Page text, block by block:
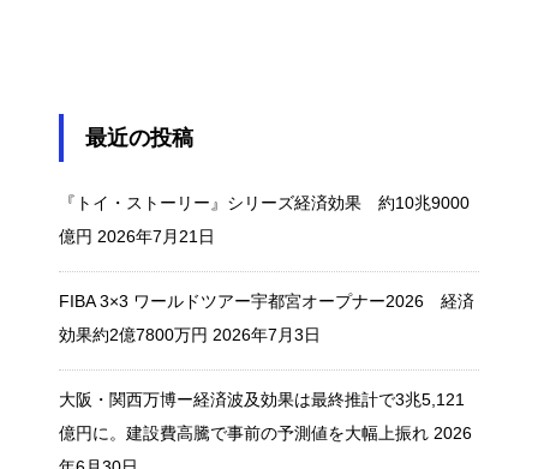
最近の投稿
『トイ・ストーリー』シリーズ経済効果 約10兆9000
億円 2026年7月21日
FIBA 3×3 ワールドツアー宇都宮オープナー2026 経済
効果約2億7800万円 2026年7月3日
大阪・関西万博ー経済波及効果は最終推計で3兆5,121
億円に。建設費高騰で事前の予測値を大幅上振れ 2026